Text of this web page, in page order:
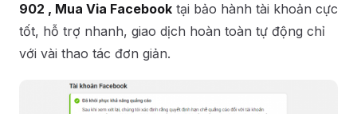
902 , Mua Via Facebook tại bảo hành tài khoản cực
tốt, hỗ trợ nhanh, giao dịch hoàn toàn tự động chỉ
với vài thao tác đơn giản.